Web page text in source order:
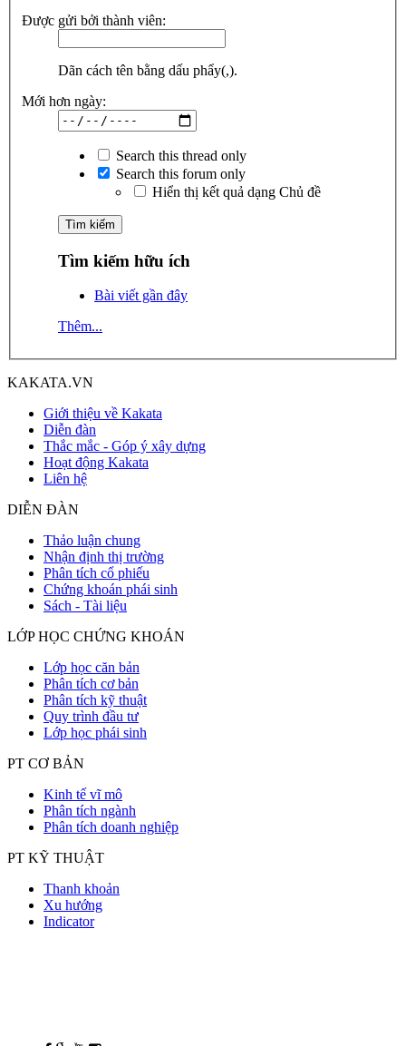
Được gửi bởi thành viên:
Dãn cách tên bằng dấu phẩy(,).
Mới hơn ngày:
Search this thread only
Search this forum only
Hiển thị kết quả dạng Chủ đề
Tìm kiếm hữu ích
Bài viết gần đây
Thêm...
KAKATA.VN
Giới thiệu về Kakata
Diễn đàn
Thắc mắc - Góp ý xây dựng
Hoạt động Kakata
Liên hệ
DIỄN ĐÀN
Thảo luận chung
Nhận định thị trường
Phân tích cổ phiếu
Chứng khoán phái sinh
Sách - Tài liệu
LỚP HỌC CHỨNG KHOÁN
Lớp học căn bản
Phân tích cơ bản
Phân tích kỹ thuật
Quy trình đầu tư
Lớp học phái sinh
PT CƠ BẢN
Kinh tế vĩ mô
Phân tích ngành
Phân tích doanh nghiệp
PT KỸ THUẬT
Thanh khoản
Xu hướng
Indicator